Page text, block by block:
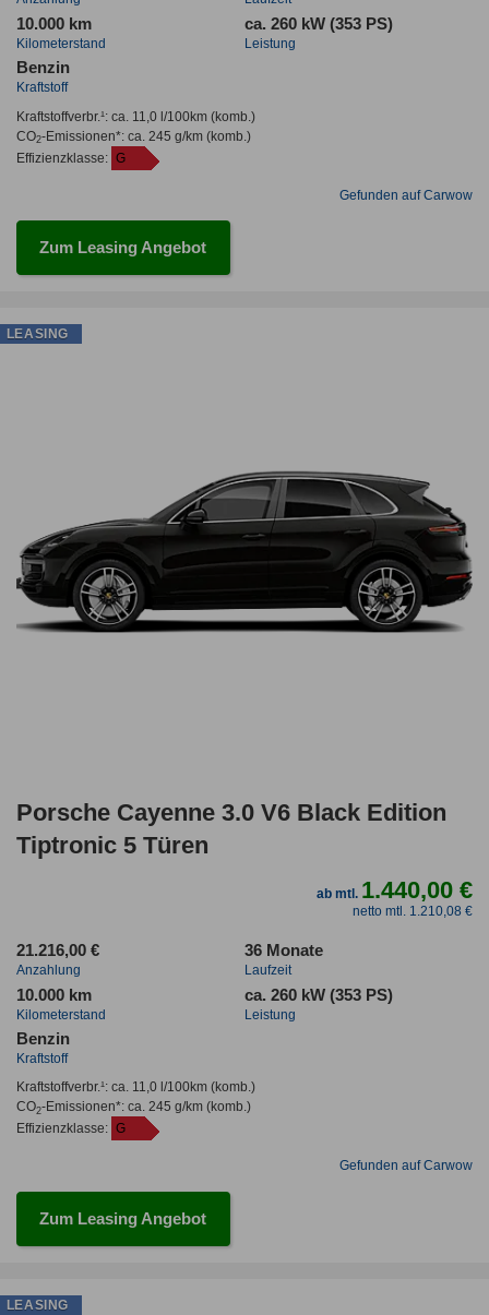
10.000 km
Kilometerstand
ca. 260 kW (353 PS)
Leistung
Benzin
Kraftstoff
Kraftstoffverbr.¹: ca. 11,0 l/100km(komb.)
CO2-Emissionen*: ca. 245 g/km(komb.)
Effizienzklasse: G
Gefunden auf Carwow
Zum Leasing Angebot
Porsche Cayenne 3.0 V6 Black Edition
Tiptronic 5 Türen
ab mtl. 1.440,00 €
netto mtl. 1.210,08 €
21.216,00 €
Anzahlung
36 Monate
Laufzeit
10.000 km
Kilometerstand
ca. 260 kW (353 PS)
Leistung
Benzin
Kraftstoff
Kraftstoffverbr.¹: ca. 11,0 l/100km(komb.)
CO2-Emissionen*: ca. 245 g/km(komb.)
Effizienzklasse: G
Gefunden auf Carwow
Zum Leasing Angebot
LEASING
LEASING